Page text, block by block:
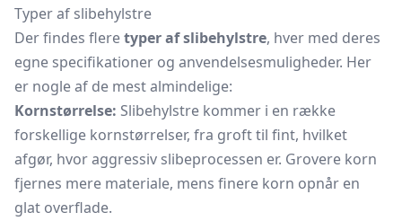
Typer af slibehylstre
Der findes fleretyper af slibehylstre, hver med deres
egne specifikationer og anvendelsesmuligheder. Her
er nogle af de mest almindelige:
Kornstørrelse: Slibehylstre kommer i en række
forskellige kornstørrelser, fra groft til fint, hvilket
afgør, hvor aggressiv slibeprocessen er. Grovere korn
fjernes mere materiale, mens finere korn opnår en
glat overflade.